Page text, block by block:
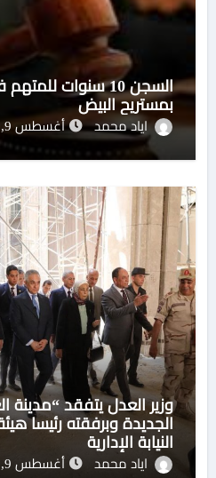
السجن 10 سنوات
بمستريح البيض
اياد محمد أغسطس 9, 2026
وزير العدل يتفقد “مدينة
الجديدة وبرفقته رئيسا
النيابة الإدارية
اياد محمد أغسطس 9, 2026